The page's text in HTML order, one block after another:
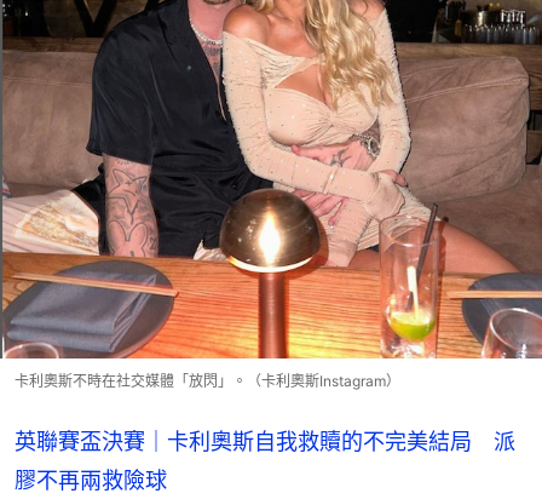
卡利奧斯不時在社交媒體「放閃」。（卡利奧斯Instagram）
英聯賽盃決賽｜卡利奧斯自我救贖的不完美結局 派
膠不再兩救險球